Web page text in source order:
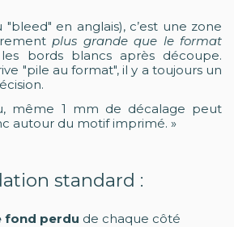
"bleed" en anglais), c’est une zone
plus grande que le format
bords blancs après découpe.
"pile au format", il y a toujours un
même 1 mm de décalage peut
autour du motif imprimé. »
standard :
fond perdu de chaque côté